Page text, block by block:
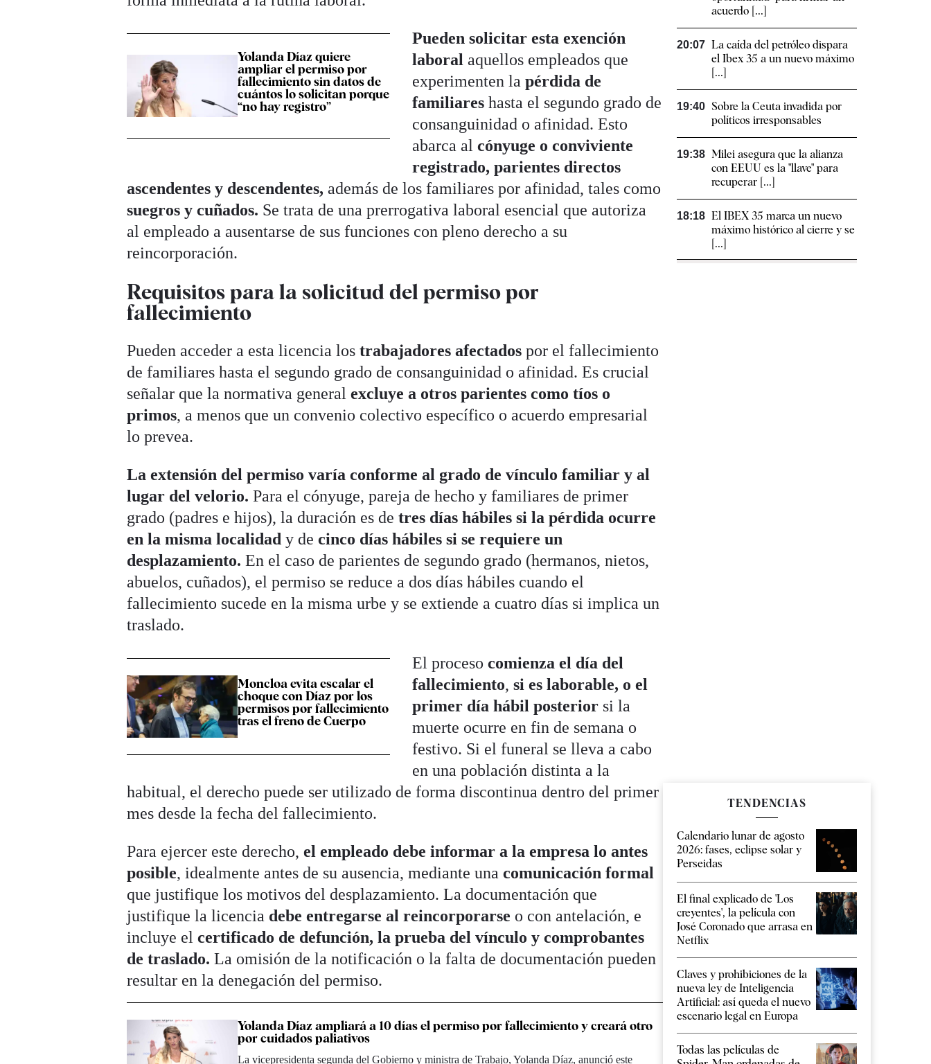
Yolanda Díaz quiere
ampliar el permiso por
fallecimiento sin datos de
cuántos lo solicitan porque
“no hay registro”
Pueden solicitar esta exención
laboral aquellos empleados que
experimenten lapérdida de
familiareshasta el segundo grado de
consanguinidad o afinidad. Esto
abarca al cónyuge o conviviente
registrado, parientes directos
ascendentes y descendentes, además de los familiares por afinidad, tales como
suegros y cuñados. Se trata de una prerrogativa laboral esencial que autoriza
al empleado a ausentarse de sus funciones con pleno derecho a su
reincorporación.
Requisitos para la solicitud del permiso por
fallecimiento
Pueden acceder a esta licencia lostrabajadores afectados por el fallecimiento
de familiares hasta el segundo grado de consanguinidad o afinidad. Es crucial
señalar que la normativa generalexcluye a otros parientes como tíos o
primos, a menos que un convenio colectivo específico o acuerdo empresarial
lo prevea.
La extensión del permiso varía conforme al grado de vínculo familiar y al
lugar del velorio. Para el cónyuge, pareja de hecho y familiares de primer
grado (padres e hijos), la duración es de tres días hábiles si la pérdida ocurre
en la misma localidad y decinco días hábiles si se requiere un
desplazamiento. En el caso de parientes de segundo grado (hermanos, nietos,
abuelos, cuñados), el permiso se reduce a dos días hábiles cuando el
fallecimiento sucede en la misma urbe y se extiende a cuatro días si implica un
traslado.
Moncloa evita escalar el
choque con Díaz por los
permisos por fallecimiento
tras el freno de Cuerpo
El proceso comienza el día del
fallecimiento, si es laborable, o el
primer día hábil posterior si la
muerte ocurre en fin de semana o
festivo. Si el funeral se lleva a cabo
en una población distinta a la
habitual, el derecho puede ser utilizado de forma discontinua dentro del primer
mes desde la fecha del fallecimiento.
Para ejercer este derecho,el empleado debe informar a la empresa lo antes
posible, idealmente antes de su ausencia, mediante unacomunicación formal
que justifique los motivos del desplazamiento. La documentación que
justifique la licencia debe entregarse al reincorporarse o con antelación, e
incluye elcertificado de defunción, la prueba del vínculo y comprobantes
de traslado.La omisión de la notificación o la falta de documentación pueden
resultar en la denegación del permiso.
Yolanda Díaz ampliará a 10 días el permiso por fallecimiento y creará otro
por cuidados paliativos
La vicepresidenta segunda del Gobierno y ministra de Trabajo, Yolanda Díaz, anunció este
acuerdo [...]
20:07 La caída del petróleo dispara
el Ibex 35 a un nuevo máximo
[...]
19:40 Sobre la Ceuta invadida por
políticos irresponsables
19:38 Milei asegura que la alianza
con EEUU es la "llave" para
recuperar [...]
18:18 El IBEX 35 marca un nuevo
máximo histórico al cierre y se
[...]
TENDENCIAS
Calendario lunar de agosto
2026: fases, eclipse solar y
Perseidas
El final explicado de 'Los
creyentes', la película con
José Coronado que arrasa en
Netflix
Claves y prohibiciones de la
nueva ley de Inteligencia
Artificial: así queda el nuevo
escenario legal en Europa
Todas las películas de